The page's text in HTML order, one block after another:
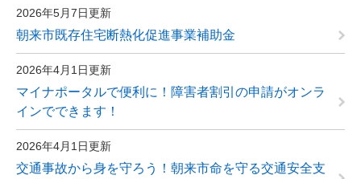
2026年5月7日更新
朝来市既存住宅断熱化促進事業補助金
2026年4月1日更新
マイナポータルで便利に！障害者割引の申請がオンラ
インでできます！
2026年4月1日更新
交通事故から身を守ろう！朝来市命を守る交通安全支